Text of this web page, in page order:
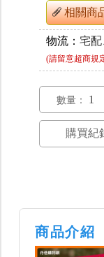
相關商
物流： 宅
(請留意超商規
數量：
商品介紹